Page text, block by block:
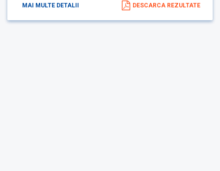
MAI MULTE DETALII DESCARCA REZULTATE